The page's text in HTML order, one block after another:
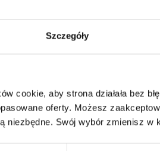
Szczegóły
cookie, aby strona działała bez
oferty. Możesz
niezbędne. Swój wybór zmienisz w
historyczna zabudowa Pragi,
W projekcie postawiono na